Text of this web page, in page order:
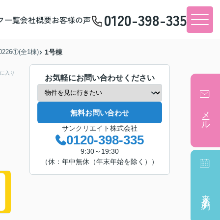
一覧会社概要お客様の声 0120-398-335
全1棟) 1号棟
入り
お気軽にお問い合わせください
無料お問い合わせ
サンクリエイト株式会社
0120-398-335
9:30～19:30
（休：年中無休（年末年始を除く））
メール